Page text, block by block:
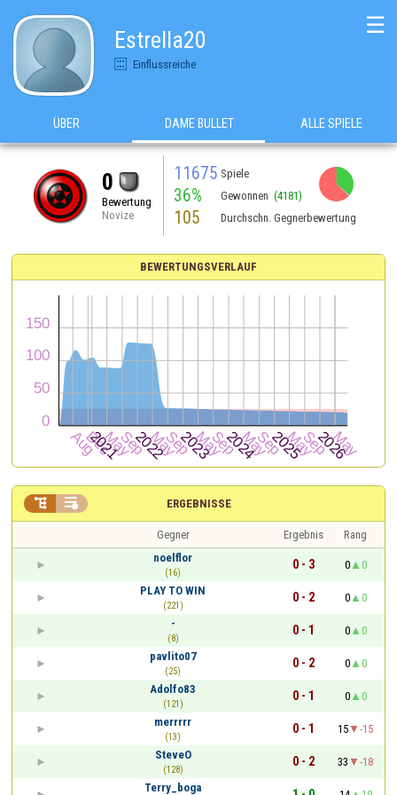
Estrella20
Einflussreiche
☰
ÜBER DAME BULLET ALLE SPIELE
0
Bewertung
Novize
11675 Spiele
36% Gewonnen (4181)
105 Durchschn. Gegnerbewertung
BEWERTUNGSVERLAUF
ERGEBNISSE
 
Gegner Ergebnis
Rang
noelflor
(16)
0 - 3 0
0
PLAY TO WIN
(221)
0 - 2 0
0
-
(8)
0 - 1 0
0
pavlito07
(25)
0 - 2 0
0
Adolfo83
(121)
0 - 1 0
0
merrrrr
(13)
0 - 1 15
-15
SteveO
(128)
0 - 2 33
-18
Terry_boga